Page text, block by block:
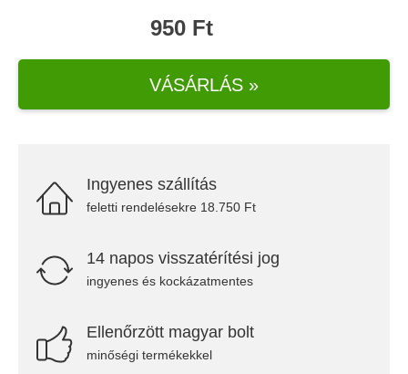
950 Ft
VÁSÁRLÁS »
Ingyenes szállítás
feletti rendelésekre 18.750 Ft
14 napos visszatérítési jog
ingyenes és kockázatmentes
Ellenőrzött magyar bolt
minőségi termékekkel